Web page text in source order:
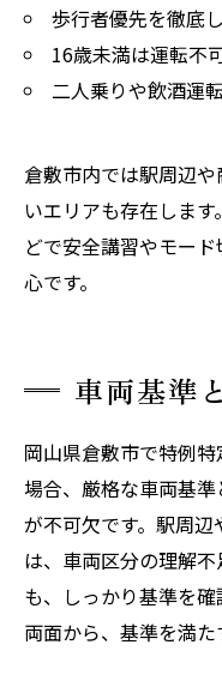
歩行者優先を徹底
16歳未満は運転不
二人乗りや飲酒運
倉敷市内では駅周辺
いエリアも存在しま
どで安全講習やモー
心です。
車両基準
岡山県倉敷市で特例
場合、厳格な車両基
が不可欠です。駅周
は、車両区分の理解
も、しっかり基準を
両面から、基準を満た